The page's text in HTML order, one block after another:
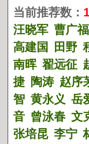
当前推荐数：
汪晓军 曹广福
高建国
田野
南晖 翟远征
捷 陶涛 赵序
智 黄永义 岳
音 曾泳春 文
张培昆 李宁